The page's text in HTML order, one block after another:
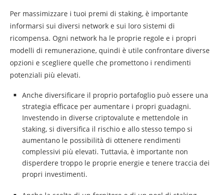
Per massimizzare i tuoi premi di staking, è importante
informarsi sui diversi network e sui loro sistemi di
ricompensa. Ogni network ha le proprie regole e i propri
modelli di remunerazione, quindi è utile confrontare diverse
opzioni e scegliere quelle che promettono i rendimenti
potenziali più elevati.
Anche diversificare il proprio portafoglio può essere una
strategia efficace per aumentare i propri guadagni.
Investendo in diverse criptovalute e mettendole in
staking, si diversifica il rischio e allo stesso tempo si
aumentano le possibilità di ottenere rendimenti
complessivi più elevati. Tuttavia, è importante non
disperdere troppo le proprie energie e tenere traccia dei
propri investimenti.